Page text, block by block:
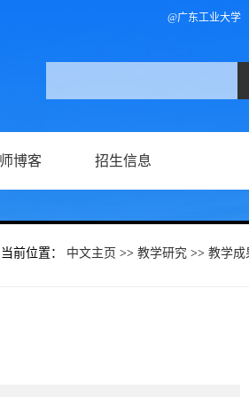
@广东工业大学
博客 招生信息
当前位置： 中文主页 >> 教学研究 >> 教学成